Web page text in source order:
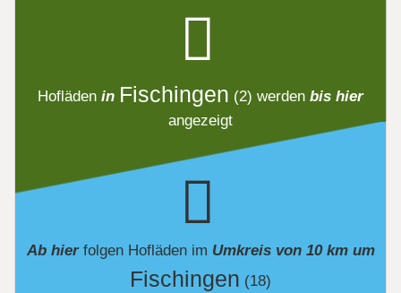
Hofläden in Fischingen (2) werden bis hier
angezeigt
Ab hier folgen Hoflädenim Umkreis von 10 km um
Fischingen (18)